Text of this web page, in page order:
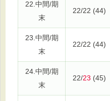
22.中間/期
末
22/22 (44)
23.中間/期
末
22/22 (44)
24.中間/期
末
22/23 (45)